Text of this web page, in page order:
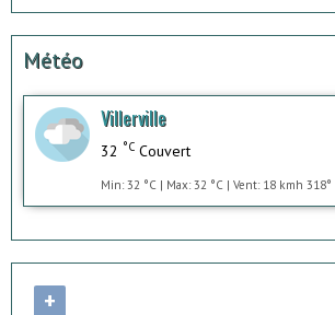
Météo
Villerville
32 °C Couvert
Min: 32 °C | Max: 32 °C | Vent: 18 kmh 318°
+